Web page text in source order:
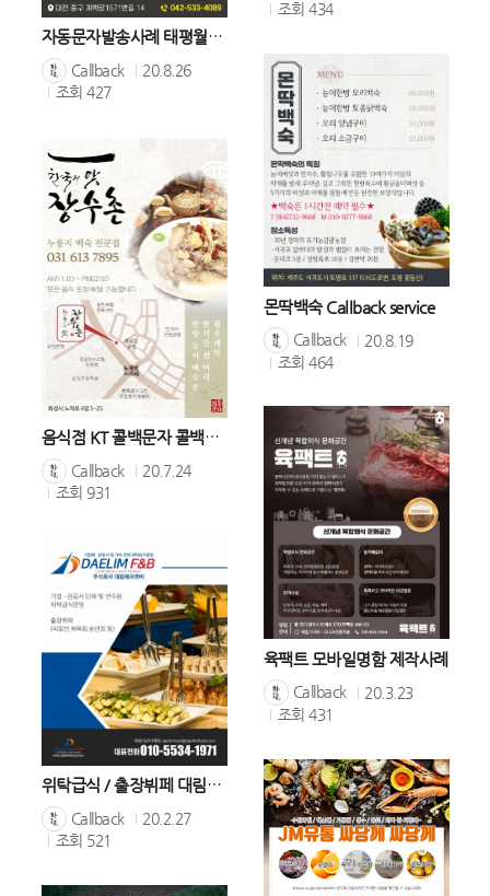
조회434
자동문자발송사례 태평월순철판동태찜
Callback
20.8.26
조회427
몬딱백숙 Callback service
Callback
20.8.19
조회464
음식점 KT 콜백문자 콜백서비스
Callback
20.7.24
조회 931
육팩트 모바일명함 제작사례
Callback
20.3.23
조회431
위탁급식 / 출장뷔페 대림에프엔비 모바일명함
Callback
20.2.27
조회 521